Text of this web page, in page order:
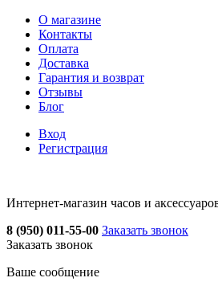
О магазине
Контакты
Оплата
Доставка
Гарантия и возврат
Отзывы
Блог
Вход
Регистрация
Интернет-магазин часов и
8 (950) 011-55-00 Заказать звонок
Заказать звонок
Ваше сообщение